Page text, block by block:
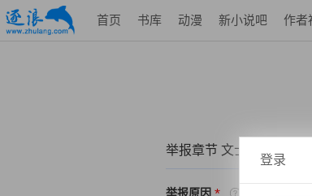
首页 书库 动漫 新小说吧 作者
举报章节 文士攻坚——第
举报原因
登录